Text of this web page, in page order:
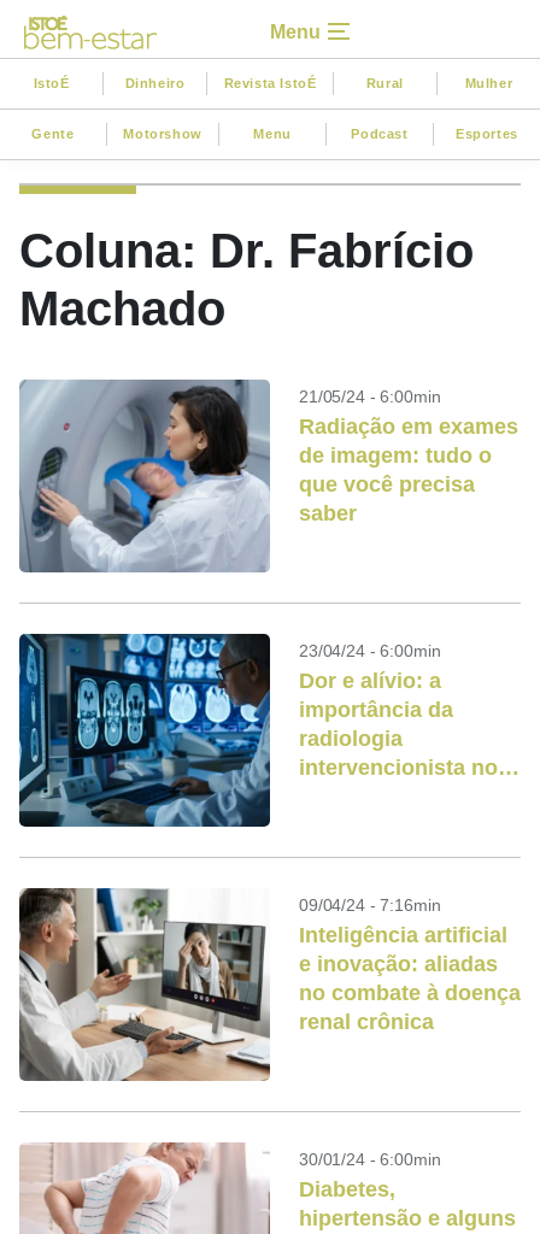
Menu
IstoÉ Dinheiro Revista IstoÉ Rural Mulher
Gente Motorshow Menu Podcast Esportes
Coluna: Dr. Fabrício
Machado
21/05/24 - 6:00min
Radiação em exames
de imagem: tudo o
que você precisa
saber
23/04/24 - 6:00min
Dor e alívio: a
importância da
radiologia
intervencionista no
09/04/24 - 7:16min
Inteligência artificial
e inovação: aliadas
no combate à doença
renal crônica
30/01/24 - 6:00min
Diabetes,
hipertensão e alguns